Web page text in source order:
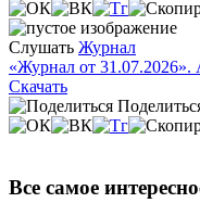
Слушать Журнал
«Журнал от 31.07.2026».
Скачать
Все самое